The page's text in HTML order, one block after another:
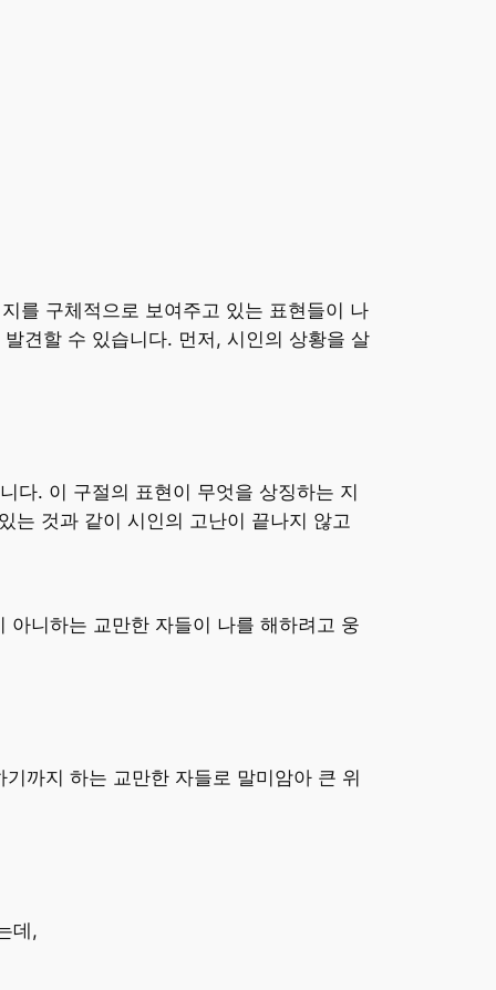
를 구체적으로 보여주고 있는 표현들이 나
견할 수 있습니다. 먼저, 시인의 상황을 살
다. 이 구절의 표현이 무엇을 상징하는 지
는 것과 같이 시인의 고난이 끝나지 않고
아니하는 교만한 자들이 나를 해하려고 웅
까지 하는 교만한 자들로 말미암아 큰 위
데,